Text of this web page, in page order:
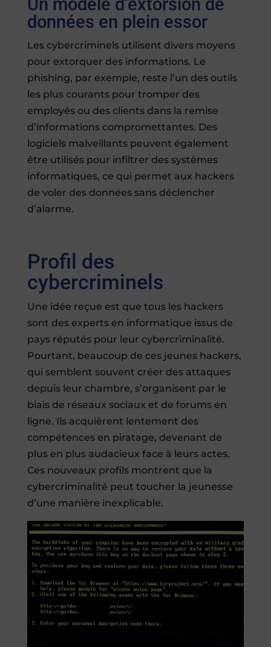
Un modèle d’extorsion de
données en plein essor
Les cybercriminels utilisent divers moyens
pour extorquer des informations. Le
phishing, par exemple, reste l’un des outils
les plus courants pour tromper des
employés ou des clients dans la remise
d’informations compromettantes. Des
logiciels malveillants peuvent également
être utilisés pour infiltrer des systèmes
informatiques, ce qui permet aux hackers
de voler des données sans déclencher
d’alarme.
Profil des
cybercriminels
Une idée reçue est que tous les hackers
sont des experts en informatique issus de
pays réputés pour leur cybercriminalité.
Pourtant, beaucoup de ces jeunes hackers,
qui semblent souvent créer des attaques
depuis leur chambre, s’organisent par le
biais de réseaux sociaux et de forums en
ligne. Ils acquièrent lentement des
compétences en piratage, devenant de
plus en plus audacieux face à leurs actes.
Ces nouveaux profils montrent que la
cybercriminalité peut toucher la jeunesse
d’une manière inexplicable.